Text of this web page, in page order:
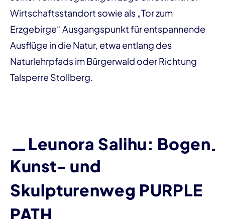
Wirtschaftsstandort sowie als „Tor zum
Erzgebirge“ Ausgangspunkt für entspannende
Ausflüge in die Natur, etwa entlang des
Naturlehrpfads im Bürgerwald oder Richtung
Talsperre Stollberg.
Leunora Salihu: Bogen
Kunst- und
Skulpturenweg PURPLE
PATH